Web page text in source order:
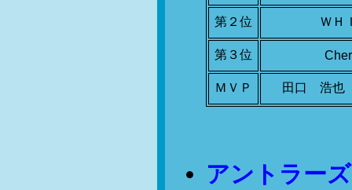
第２位 ＷＨ
第３位
ＭＶＰ 田口 浩也
アントラー